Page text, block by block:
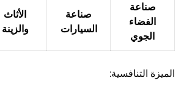
صناعة
الفضاء
الجوي
صناعة
السيارات
الأثاث
والزينة
الميزة التنافسية: